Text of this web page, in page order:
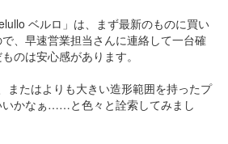
ベルロ」は、まず最新のものに買い
、早速営業担当さんに連絡して一台確
のは安心感があります。
またはよりも大きい造形範囲を持ったプ
いかなぁ……と色々と詮索してみまし